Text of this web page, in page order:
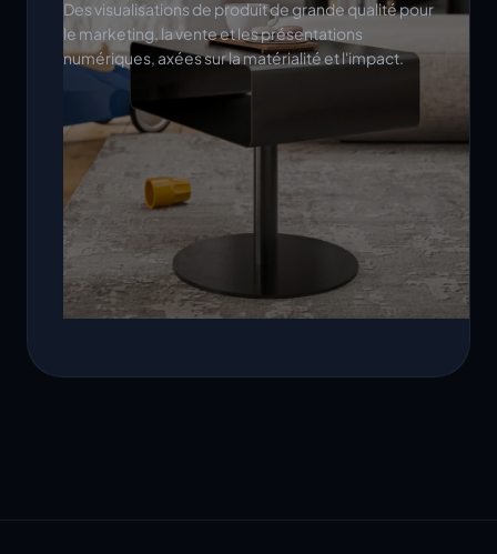
Des visualisations de produit de grande qualité pour
le marketing, la vente et les présentations
numériques, axées sur la matérialité et l'impact.